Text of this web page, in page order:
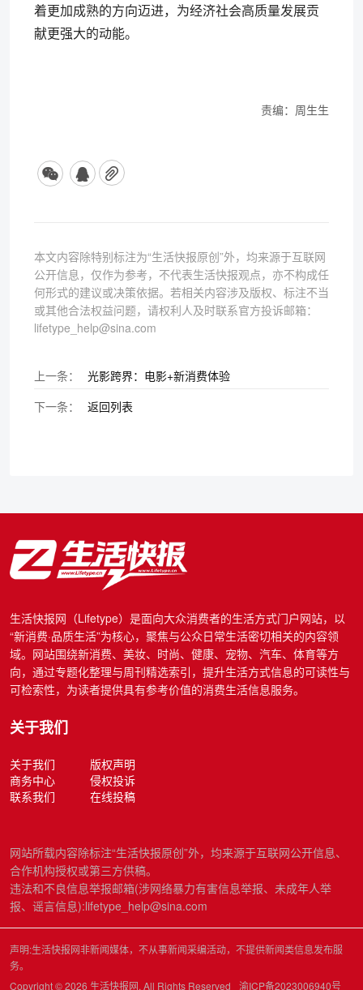
着更加成熟的方向迈进，为经济社会高质量发展贡
献更强大的动能。
责编：周生生
本文内容除特别标注为“生活快报原创”外，均来源于互联网
公开信息，仅作为参考，不代表生活快报观点，亦不构成任
何形式的建议或决策依据。若相关内容涉及版权、标注不当
或其他合法权益问题，请权利人及时联系官方投诉邮箱：
lifetype_help@sina.com
上一条：
光影跨界：电影+新消费体验
下一条：
返回列表
生活快报网（Lifetype）是面向大众消费者的生活方式门户网站，以
“新消费·品质生活”为核心，聚焦与公众日常生活密切相关的内容领
域。网站围绕新消费、美妆、时尚、健康、宠物、汽车、体育等方
向，通过专题化整理与周刊精选索引，提升生活方式信息的可读性与
可检索性，为读者提供具有参考价值的消费生活信息服务。
关于我们
关于我们
版权声明
商务中心
侵权投诉
联系我们
在线投稿
网站所载内容除标注“生活快报原创”外，均来源于互联网公开信息、
合作机构授权或第三方供稿。
违法和不良信息举报邮箱(涉网络暴力有害信息举报、未成年人举
报、谣言信息):lifetype_help@sina.com
声明:生活快报网非新闻媒体，不从事新闻采编活动，不提供新闻类信息发布服
务。
Copyright © 2026 生活快报网. All Rights Reserved
渝ICP备2023006940号